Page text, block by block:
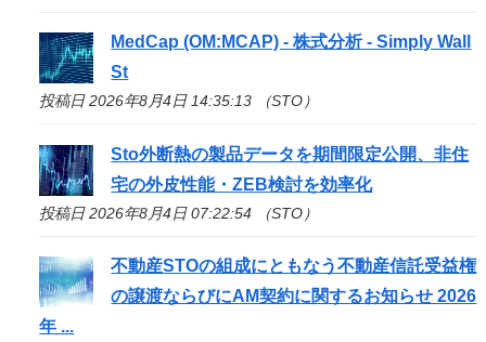
MedCap (OM:MCAP) - 株式分析 - Simply Wall
St
投稿日 2026年8月4日 14:35:13 （STO）
Sto外断熱の製品データを期間限定公開、非住
宅の外皮性能・ZEB検討を効率化
投稿日 2026年8月4日 07:22:54 （STO）
不動産STOの組成にともなう不動産信託受益権
の譲渡ならびにAM契約に関するお知らせ 2026
年 ...